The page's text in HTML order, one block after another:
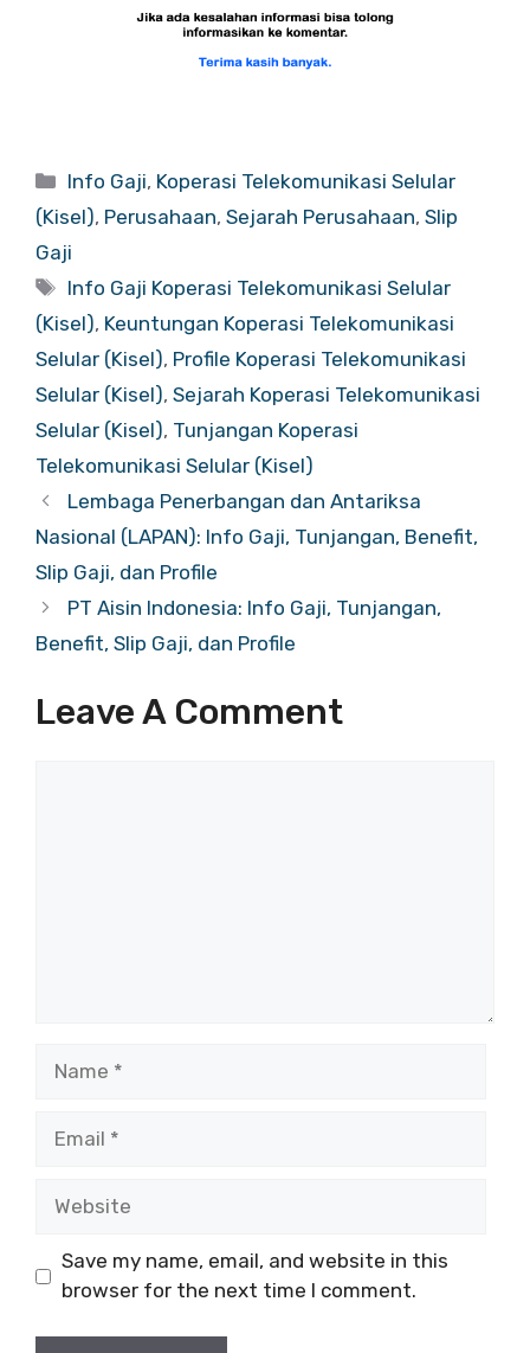
Categories
Info Gaji, Koperasi Telekomunikasi Selular
(Kisel), Perusahaan, Sejarah Perusahaan, Slip
Gaji
Tags
Info Gaji Koperasi Telekomunikasi Selular
(Kisel), Keuntungan Koperasi Telekomunikasi
Selular (Kisel), Profile Koperasi Telekomunikasi
Selular (Kisel), Sejarah Koperasi Telekomunikasi
Selular (Kisel), Tunjangan Koperasi
Telekomunikasi Selular (Kisel)
Lembaga Penerbangan dan Antariksa
Nasional (LAPAN): Info Gaji, Tunjangan, Benefit,
Slip Gaji, dan Profile
PT Aisin Indonesia: Info Gaji, Tunjangan,
Benefit, Slip Gaji, dan Profile
Leave A Comment
Save my name, email, and website in this
browser for the next time I comment.